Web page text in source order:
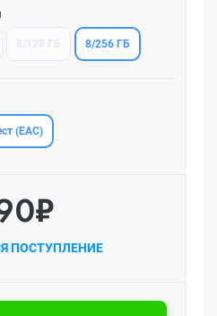
8/256 ГБ
(EAC)
ПОСТУПЛЕНИЕ